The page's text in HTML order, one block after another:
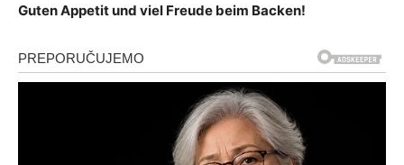
Guten Appetit und viel Freude beim Backen!